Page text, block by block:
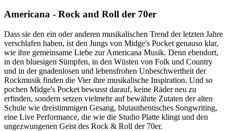
Americana - Rock and Roll der 70er
Dass sie den ein oder anderen musikalischen Trend der letzten Jahre
verschlafen haben, ist den Jungs von Midge's Pocket genauso klar,
wie ihre gemeinsame Liebe zur Americana Musik. Denn ebendort,
in den bluesigen Sümpfen, in den Wüsten von Folk und Country
und in der gnadenlosen und lebensfrohen Unbeschwertheit der
Rockmusik finden die Vier ihre musikalische Inspiration. Und so
pochen Midge's Pocket bewusst darauf, keine Räder neu zu
erfinden, sondern setzen vielmehr auf bewährte Zutaten der alten
Schule wie dreistimmigen Gesang, blutauthentisches Songwriting,
eine Live Performance, die wie die Studio Platte klingt und den
ungezwungenen Geist des Rock & Roll der 70er.